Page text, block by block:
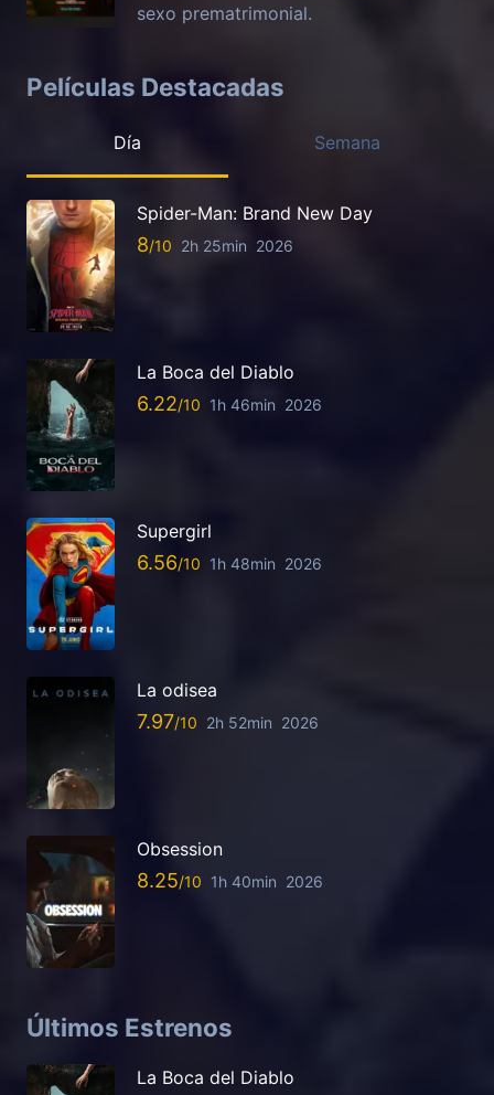
sexo prematrimonial.
Películas Destacadas
Día Semana
Spider-Man: Brand New Day
8 2h 25min 2026
La Boca del Diablo
6.22 1h 46min 2026
Supergirl
6.56 1h 48min 2026
La odisea
7.97 2h 52min 2026
Obsession
8.25 1h 40min 2026
Últimos Estrenos
La Boca del Diablo